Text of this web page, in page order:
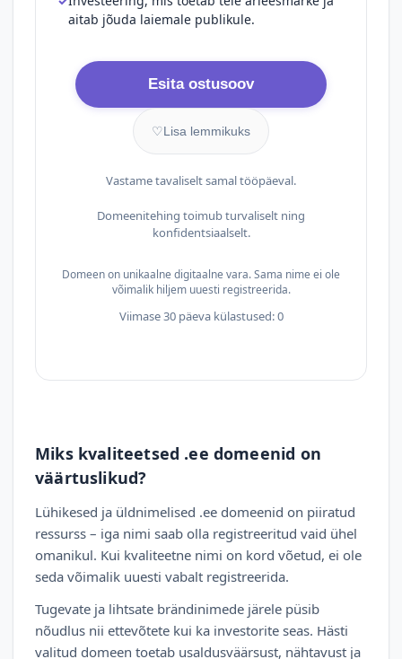
aitab jõuda laiemale publikule.
Esita ostusoov
♡Lisa lemmikuks
Vastame tavaliselt samal tööpäeval.
Domeenitehing toimub turvaliselt ning
konfidentsiaalselt.
Domeen on unikaalne digitaalne vara. Sama nime ei ole
võimalik hiljem uuesti registreerida.
Viimase 30 päeva külastused: 0
Miks kvaliteetsed .ee domeenid on
väärtuslikud?
Lühikesed ja üldnimelised .ee domeenid on piiratud
ressurss – iga nimi saab olla registreeritud vaid ühel
omanikul. Kui kvaliteetne nimi on kord võetud, ei ole
seda võimalik uuesti vabalt registreerida.
Tugevate ja lihtsate brändinimede järele püsib
nõudlus nii ettevõtete kui ka investorite seas. Hästi
valitud domeen toetab usaldusväärsust, nähtavust ja